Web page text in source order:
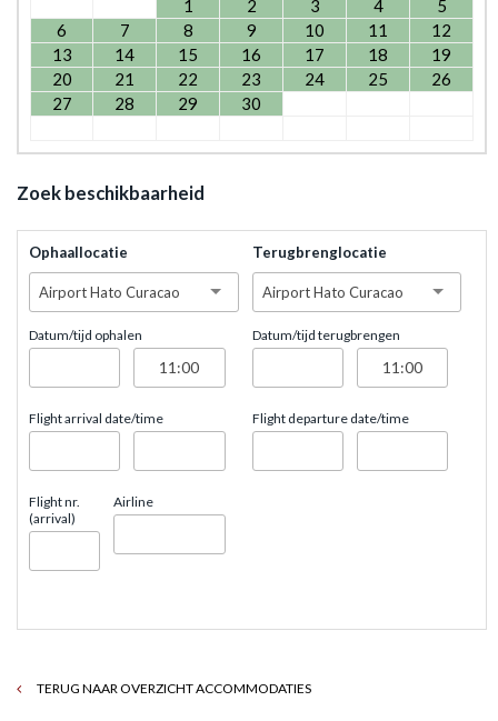
1 2 3 4
5
6
7 8 9 10 11
12
13
14 15 16 17 18
19
20
21 22 23 24 25
26
27
28 29 30
Zoek beschikbaarheid
Ophaallocatie
Airport Hato Curacao
Datum/tijd ophalen
Flight arrival date/time
Flight nr.
(arrival)
Airline
Terugbrenglocatie
Airport Hato Curacao
Datum/tijd terugbrengen
Flight departure date/time
TERUG NAAR OVERZICHT ACCOMMODATIES